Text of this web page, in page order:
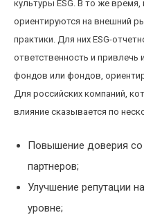
культуры ESG. В то же время,
ориентируются на внешний
практики. Для них ESG-
ответственность и
фондов или фондов,
Для российских компаний,
влияние сказывается по
Повышение доверия со
партнеров;
Улучшение репутации
уровне;